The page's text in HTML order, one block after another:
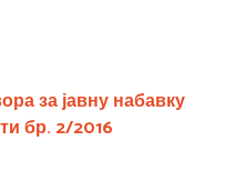
зајавну набавку
бр. 2/2016